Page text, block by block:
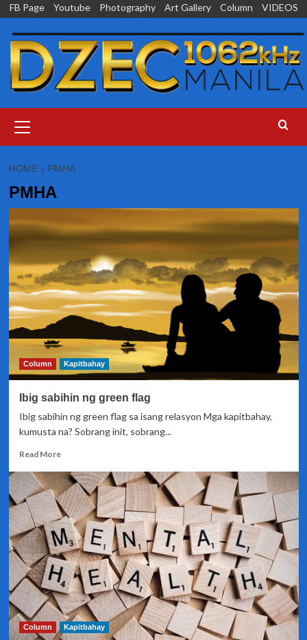
Skip
content
FB Page Youtube Photography Art Gallery Column VIDEOS
Menu
HOME PMHA
PMHA
Column Kapitbahay
Ibig sabihin ng green flag
Ibig sabihin ng green flag sa isang relasyon Mga kapitbahay,
kumusta na? Sobrang init, sobrang...
Read MoreRead
about
Ibig
sabihin
ng
green
flag
Column Kapitbahay